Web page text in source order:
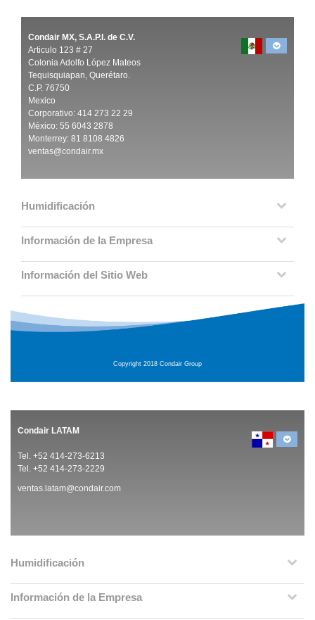
Condair MX, S.A.P.I. de C.V.
Articulo 123 # 27
Colonia Adolfo López Mateos
Tequisquiapan, Querétaro.
C.P. 76750
Mexico
Corporativo: 414 273 22 29
México: 55 6043 2878
Monterrey: 81 8108 4826
ventas@condair.mx
Humidificación
Información de la Empresa
Información del Sitio Web
Copyright 2018 Condair Group
Condair LATAM
Tel. +52 414-273-6213
Tel. +52 414-273-2229
ventas.latam@condair.com
Humidificación
Información de la Empresa